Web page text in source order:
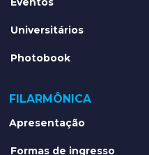
Universitários
Photobook
FILARMÔNICA
Apresentação
Formas de ingresso